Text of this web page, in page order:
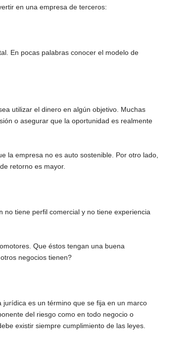
en una empresa de terceros:
En pocas palabras conocer el modelo de
utilizar el dinero en algún objetivo. Muchas
o asegurar que la oportunidad es realmente
la empresa no es auto sostenible. Por otro lado,
retorno es mayor.
tiene perfil comercial y no tiene experiencia
Que éstos tengan una buena
negocios tienen?
es un término que se fija en un marco
del riesgo como en todo negocio o
existir siempre cumplimiento de las leyes.